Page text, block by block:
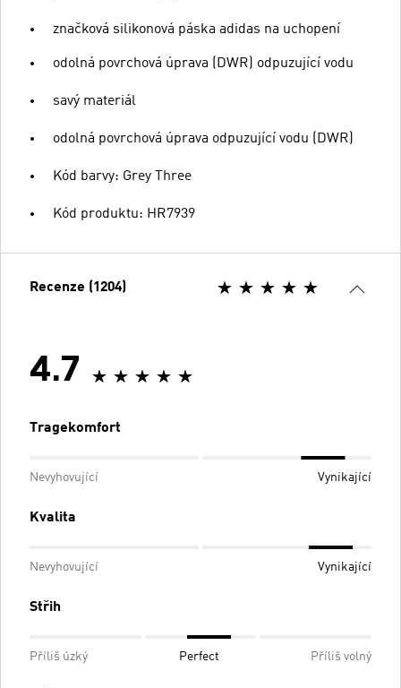
značková silikonová páska adidas na uchopení
odolná povrchová úprava (DWR) odpuzující vodu
savý materiál
odolná povrchová úprava odpuzující vodu (DWR)
Kód barvy: Grey Three
Kód produktu: HR7939
Recenze (1204)
4.7
Tragekomfort
Nevyhovující Vynikající
Kvalita
Nevyhovující Vynikající
Střih
Příliš úzký Perfect Příliš volný